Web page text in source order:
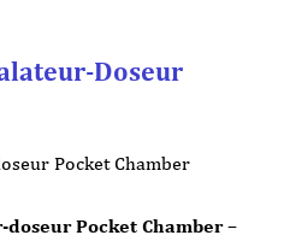
Doseur
Pocket Chamber
Pocket Chamber –